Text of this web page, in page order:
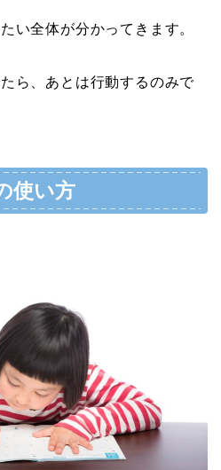
い全体が分かってきます。
ら、あとは行動するのみで
使い方